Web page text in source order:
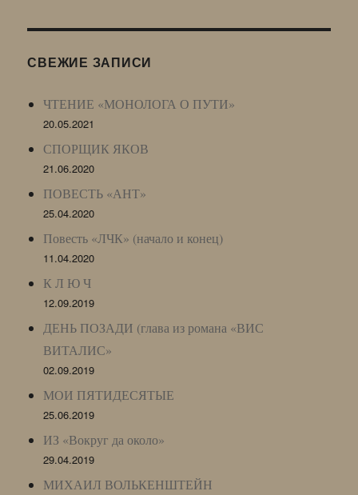
LJ
СВЕЖИЕ ЗАПИСИ
ЧТЕНИЕ «МОНОЛОГА О ПУТИ»
20.05.2021
СПОРЩИК ЯКОВ
21.06.2020
ПОВЕСТЬ «АНТ»
25.04.2020
Повесть «ЛЧК» (начало и конец)
11.04.2020
К Л Ю Ч
12.09.2019
ДЕНЬ ПОЗАДИ (глава из романа «ВИС
ВИТАЛИС»
02.09.2019
МОИ ПЯТИДЕСЯТЫЕ
25.06.2019
ИЗ «Вокруг да около»
29.04.2019
МИХАИЛ ВОЛЬКЕНШТЕЙН